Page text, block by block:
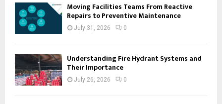
Moving Facilities Teams From Reactive
Repairs to Preventive Maintenance
July 31, 2026 0
Understanding Fire Hydrant Systems and
Their Importance
July 26, 2026 0